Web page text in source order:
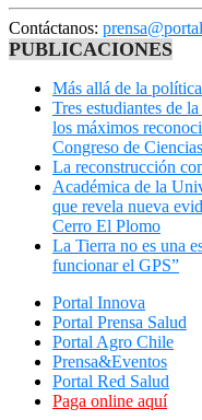
Contáctanos:
PUBLICACIONES
Más allá de la
Tres estudiantes de
los máximos
Congreso de
La reconstrucción
Académica de la
que revela nueva
Cerro El Plomo
La Tierra no es una
funcionar el GPS”
Portal Innova
Portal Prensa Salud
Portal Agro Chile
Prensa&Eventos
Portal Red Salud
Paga online aquí